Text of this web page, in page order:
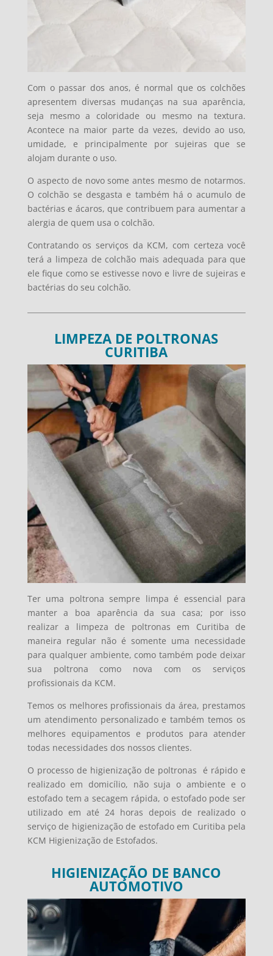
Com o passar dos anos, é normal que os colchões
apresentem diversas mudanças na sua aparência,
seja mesmo a coloridade ou mesmo na textura.
Acontece na maior parte da vezes, devido ao uso,
umidade, e principalmente por sujeiras que se
alojam durante o uso.
O aspecto de novo some antes mesmo de notarmos.
O colchão se desgasta e também há o acumulo de
bactérias e ácaros, que contribuem para aumentar a
alergia de quem usa o colchão.
Contratando os serviços da KCM, com certeza você
terá a limpeza de colchão mais adequada para que
ele fique como se estivesse novo e livre de sujeiras e
bactérias do seu colchão.
LIMPEZA DE POLTRONAS
CURITIBA
Ter uma poltrona sempre limpa é essencial para
manter a boa aparência da sua casa; por isso
realizar a limpeza de poltronas em Curitiba de
maneira regular não é somente uma necessidade
para qualquer ambiente, como também pode deixar
sua poltrona como nova com os serviços
profissionais da KCM.
Temos os melhores profissionais da área, prestamos
um atendimento personalizado e também temos os
melhores equipamentos e produtos para atender
todas necessidades dos nossos clientes.
O processo de higienização de poltronas é rápido e
realizado em domicílio, não suja o ambiente e o
estofado tem a secagem rápida, o estofado pode ser
utilizado em até 24 horas depois de realizado o
serviço de higienização de estofado em Curitiba pela
KCM Higienização de Estofados.
HIGIENIZAÇÃO DE BANCO
AUTOMOTIVO